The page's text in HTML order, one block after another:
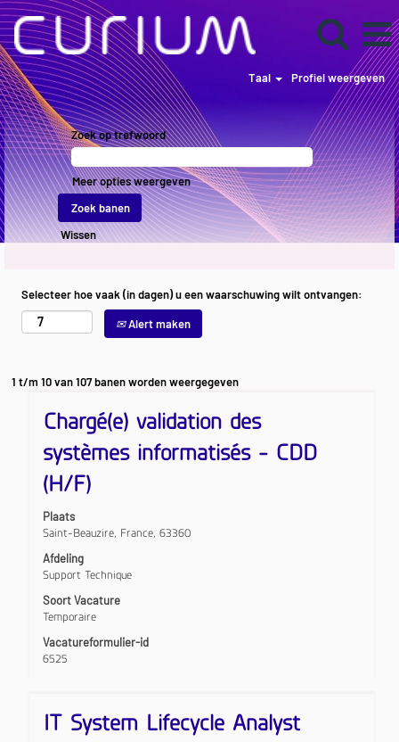
Taal Profiel weergeven
Current
Listings
NL
Zoek op trefwoord
Meer opties weergeven
Wissen
Selecteer hoe vaak (in dagen) u een waarschuwing wilt ontvangen:
Alert maken
1 t/m 10 van 107 banen worden weergegevenZoekresultaten
"".
1
t/m
10
navigeren.
Selecteer
Titel
Chargé(e) validation des
systèmes informatisés - CDD
(H/F)
Plaats
Saint-Beauzire, France, 63360
Afdeling
Support Technique
Soort Vacature
Temporaire
Vacatureformulier-id
6525
Selecteer
deze
spatiebalk
om
de
volledige
inhoud
van
de
functiegegevens
weer
geven.
Titel
IT System Lifecycle Analyst
Selecteer
deze